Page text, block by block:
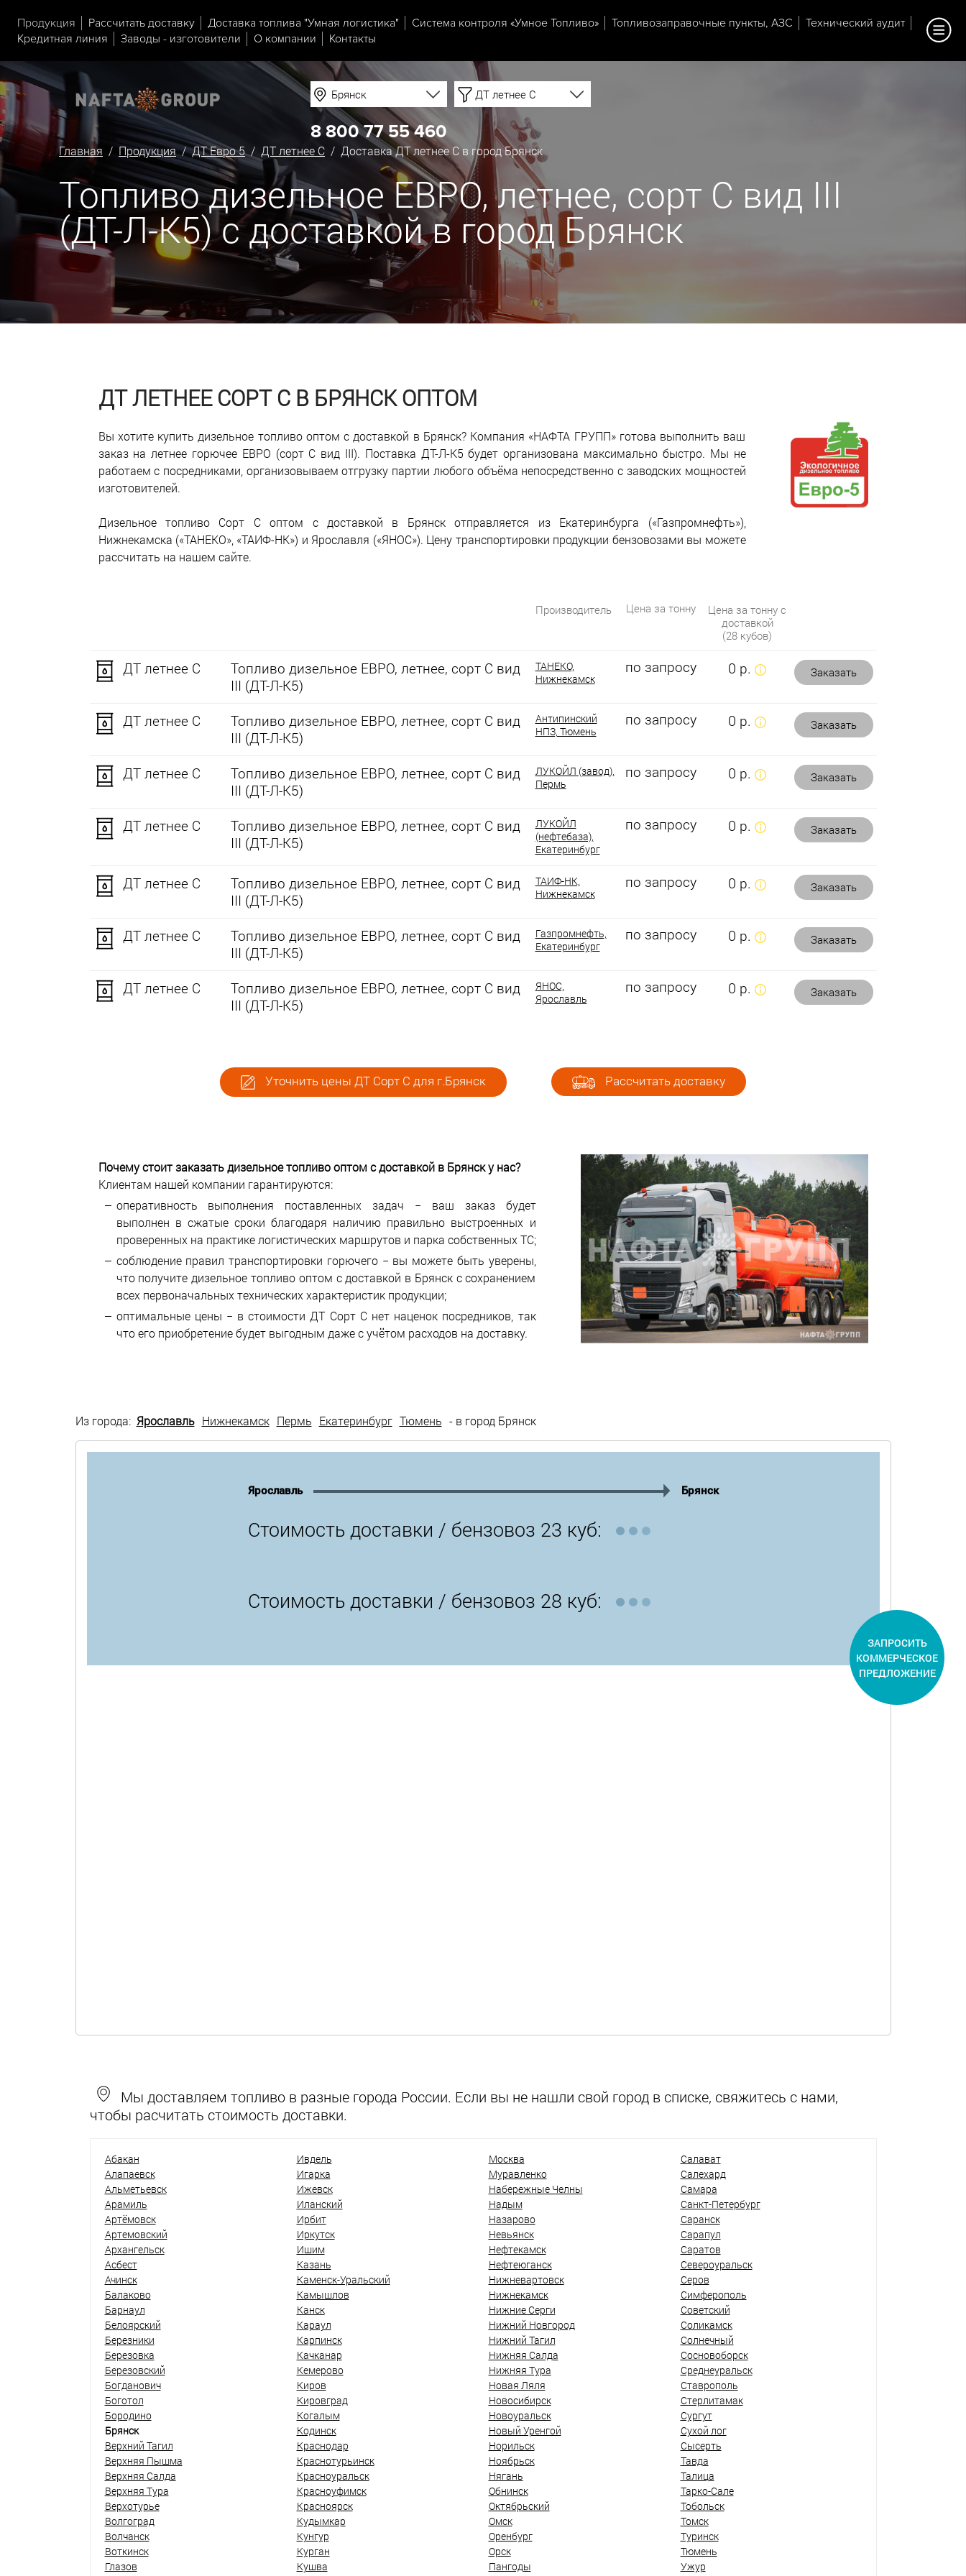
Продукция Рассчитать доставку Доставка топлива "Умная логистика" Система контроля «Умное Топливо» Топливозаправочные пункты, АЗС
Технический аудит
Кредитная линия
Заводы - изготовители О компании Контакты
Брянск ДТ летнее C
8 800 77 55 460
Главная / Продукция/ДТ Евро 5/ ДТ летнее C / Доставка ДТ летнее C в город Брянск
Топливо дизельное ЕВРО, летнее, сорт С вид III
(ДТ-Л-К5) с доставкой в город Брянск
ДТ ЛЕТНЕЕ СОРТ С В БРЯНСК ОПТОМ
Вы хотите купить дизельное топливо оптом с доставкой в Брянск? Компания «НАФТА ГРУПП» готова выполнить ваш
заказ на летнее горючее ЕВРО (сорт С вид III). Поставка ДТ-Л-К5 будет организована максимально быстро. Мы не
работаем с посредниками, организовываем отгрузку партии любого объёма непосредственно с заводских мощностей
изготовителей.
Дизельное топливо Сорт С оптом с доставкой в Брянск отправляется из Екатеринбурга («Газпромнефть»),
Нижнекамска («ТАНЕКО», «ТАИФ-НК») и Ярославля («ЯНОС»). Цену транспортировки продукции бензовозами вы можете
рассчитать на нашем сайте.
Производитель Цена за тонну
Цена за тонну с
доставкой
(28 кубов)
ДТ летнее C
Топливо дизельное ЕВРО, летнее, сорт С вид
III (ДТ-Л-К5)
ТАНЕКО,
Нижнекамск
по запросу 0 р. Заказать
ДТ летнее C
Топливо дизельное ЕВРО, летнее, сорт С вид
III (ДТ-Л-К5)
Антипинский
НПЗ, Тюмень
по запросу 0 р. Заказать
ДТ летнее C
Топливо дизельное ЕВРО, летнее, сорт С вид
III (ДТ-Л-К5)
ЛУКОЙЛ (завод),
Пермь
по запросу 0 р. Заказать
ДТ летнее C
Топливо дизельное ЕВРО, летнее, сорт С вид
III (ДТ-Л-К5)
ЛУКОЙЛ
(нефтебаза),
Екатеринбург
по запросу 0 р. Заказать
ДТ летнее C
Топливо дизельное ЕВРО, летнее, сорт С вид
III (ДТ-Л-К5)
ТАИФ-НК,
Нижнекамск
по запросу 0 р. Заказать
ДТ летнее C
Топливо дизельное ЕВРО, летнее, сорт С вид
III (ДТ-Л-К5)
Газпромнефть,
Екатеринбург
по запросу 0 р. Заказать
ДТ летнее C
Топливо дизельное ЕВРО, летнее, сорт С вид
III (ДТ-Л-К5)
ЯНОС,
Ярославль
по запросу 0 р. Заказать
Уточнить цены ДТ Сорт С для г.Брянск Рассчитать доставку
Почему стоит заказать дизельное топливо оптом с доставкой в Брянск у нас?
Клиентам нашей компании гарантируются:
оперативность выполнения поставленных задач − ваш заказ будет
выполнен в сжатые сроки благодаря наличию правильно выстроенных и
проверенных на практике логистических маршрутов и парка собственных ТС;
соблюдение правил транспортировки горючего − вы можете быть уверены,
что получите дизельное топливо оптом с доставкой в Брянск с сохранением
всех первоначальных технических характеристик продукции;
оптимальные цены − в стоимости ДТ Сорт С нет наценок посредников, так
что его приобретение будет выгодным даже с учётом расходов на доставку.
Из города: Ярославль Нижнекамск Пермь Екатеринбург Тюмень - в город Брянск
Ярославль Брянск
Стоимость доставки / бензовоз 23 куб:
Стоимость доставки / бензовоз 28 куб:
Мы доставляем топливо в разные города России. Если вы не нашли свой город в списке, свяжитесь с нами,
чтобы расчитать стоимость доставки.
Абакан
Алапаевск
Альметьевск
Арамиль
Артёмовск
Артемовский
Архангельск
Асбест
Ачинск
Балаково
Барнаул
Белоярский
Березники
Березовка
Березовский
Богданович
Боготол
Бородино
Брянск
Верхний Тагил
Верхняя Пышма
Верхняя Салда
Верхняя Тура
Верхотурье
Волгоград
Волчанск
Воткинск
Глазов
Ивдель
Игарка
Ижевск
Иланский
Ирбит
Иркутск
Ишим
Казань
Каменск-Уральский
Камышлов
Канск
Караул
Карпинск
Качканар
Кемерово
Киров
Кировград
Когалым
Кодинск
Краснодар
Краснотурьинск
Красноуральск
Красноуфимск
Красноярск
Кудымкар
Кунгур
Курган
Кушва
Москва
Муравленко
Набережные Челны
Надым
Назарово
Невьянск
Нефтекамск
Нефтеюганск
Нижневартовск
Нижнекамск
Нижние Серги
Нижний Новгород
Нижний Тагил
Нижняя Салда
Нижняя Тура
Новая Ляля
Новосибирск
Новоуральск
Новый Уренгой
Норильск
Ноябрьск
Нягань
Обнинск
Октябрьский
Омск
Оренбург
Орск
Пангоды
Салават
Салехард
Самара
Санкт-Петербург
Саранск
Сарапул
Саратов
Североуральск
Серов
Симферополь
Советский
Соликамск
Солнечный
Сосновоборск
Среднеуральск
Ставрополь
Стерлитамак
Сургут
Сухой лог
Сысерть
Тавда
Талица
Тарко-Сале
Тобольск
Томск
Туринск
Тюмень
Ужур
ЗАПРОСИТЬ
КОММЕРЧЕСКОЕ
ПРЕДЛОЖЕНИЕ